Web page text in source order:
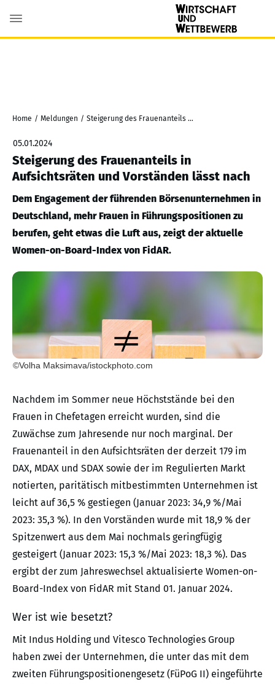
Home / Meldungen / Steigerung des Frauenanteils in Aufsichtsräten und Vorständen lässt nach
05.01.2024
Steigerung des Frauenanteils in
Aufsichtsräten und Vorständen lässt nach
Dem Engagement der führenden Börsenunternehmen in
Deutschland, mehr Frauen in Führungspositionen zu
berufen, geht etwas die Luft aus, zeigt der aktuelle
Women-on-Board-Index von FidAR.
©Volha Maksimava/istockphoto.com
Nachdem im Sommer neue Höchststände bei den
Frauen in Chefetagen erreicht wurden, sind die
Zuwächse zum Jahresende nur noch marginal. Der
Frauenanteil in den Aufsichtsräten der derzeit 179 im
DAX, MDAX und SDAX sowie der im Regulierten Markt
notierten, paritätisch mitbestimmten Unternehmen ist
leicht auf 36,5 % gestiegen (Januar 2023: 34,9 %/Mai
2023: 35,3 %). In den Vorständen wurde mit 18,9 % der
Spitzenwert aus dem Mai nochmals geringfügig
gesteigert (Januar 2023: 15,3 %/Mai 2023: 18,3 %). Das
ergibt der zum Jahreswechsel aktualisierte Women-on-
Board-Index von FidAR mit Stand 01. Januar 2024.
Wer ist wie besetzt?
Mit Indus Holding und Vitesco Technologies Group
haben zwei der Unternehmen, die unter das mit dem
zweiten Führungspositionengesetz (FüPoG II) eingeführte